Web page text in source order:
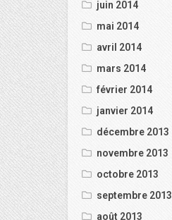
juin 2014
mai 2014
avril 2014
mars 2014
février 2014
janvier 2014
décembre 2013
novembre 2013
octobre 2013
septembre 2013
août 2013